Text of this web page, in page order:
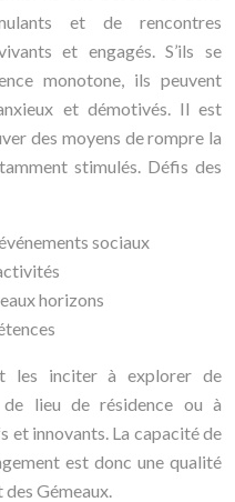
et de rencontres
et engagés. S’ils se
monotone, ils peuvent
et démotivés. Il est
des moyens de rompre la
stimulés. Défis des
sociaux
horizons
les inciter à explorer de
de lieu de résidence ou à
et innovants. La capacité de
est donc une qualité
des Gémeaux.